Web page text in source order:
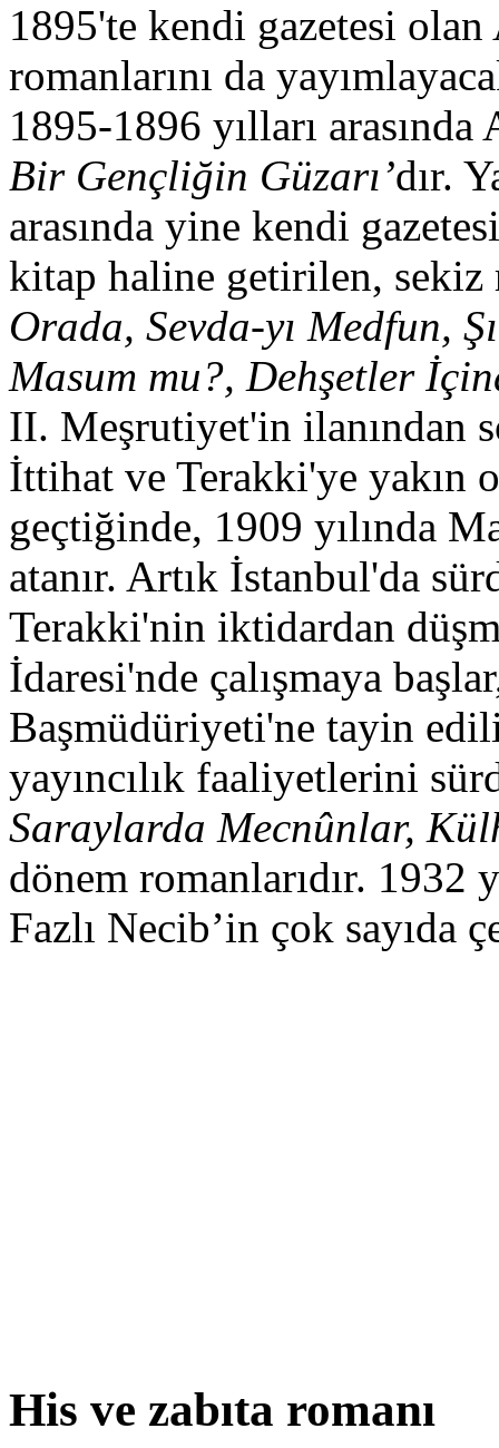
1895'te kendi gazetesi olan
romanlarını da
1895-1896 yılları
Bir Gençliğin Güzarı’dır.
arasında yine kendi
kitap haline getirilen,
Orada, Sevda-yı Medfun,
Masum mu?, Dehşetler
II. Meşrutiyet'in ilanından
İttihat ve Terakki'ye yakın
geçtiğinde, 1909 yılında
atanır. Artık İstanbul'da
Terakki'nin iktidardan
İdaresi'nde çalışmaya
Başmüdüriyeti'ne tayin
yayıncılık faaliyetlerini
Saraylarda Mecnûnlar,
dönem romanlarıdır. 1932
Fazlı Necib’in çok sayıda
His ve zabıta romanı